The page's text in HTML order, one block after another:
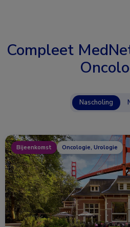
Compleet
Nascholing
Bijeenkomst Oncologie, Urologie